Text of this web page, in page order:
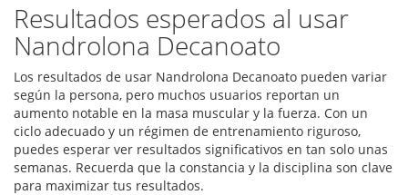
Resultados esperados al usar
Nandrolona Decanoato
Los resultados de usar Nandrolona Decanoato pueden variar
según la persona, pero muchos usuarios reportan un
aumento notable en la masa muscular y la fuerza. Con un
ciclo adecuado y un régimen de entrenamiento riguroso,
puedes esperar ver resultados significativos en tan solo unas
semanas. Recuerda que la constancia y la disciplina son clave
para maximizar tus resultados.